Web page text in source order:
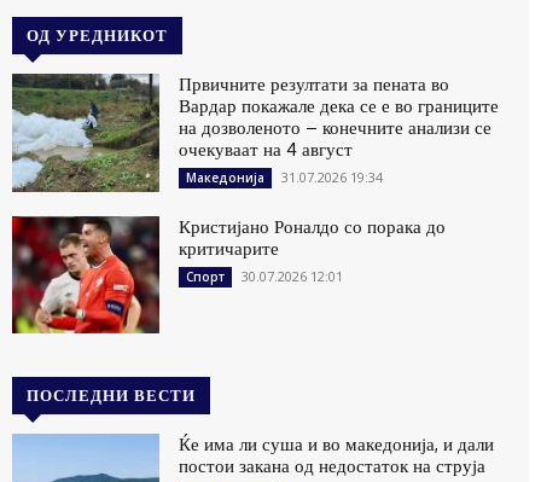
ОД УРЕДНИКОТ
Првичните резултати за пената во
Вардар покажале дека се е во границите
на дозволеното – конечните анализи се
очекуваат на 4 август
Македонија 31.07.2026 19:34
Кристијано Роналдо со порака до
критичарите
Спорт 30.07.2026 12:01
ПОСЛЕДНИ ВЕСТИ
Ќе има ли суша и во македонија, и дали
постои закана од недостаток на струја